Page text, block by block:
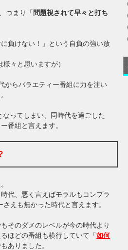
つまり「 問題視されて早々と打ち
負けない！」という自負の強い放
々と思いますが）
からバラエティー番組に力を注い
ってしまい、同時代を過ごした
番組と言えます。
代、悪く言えばモラルもコンプラ
えも無かった時代と言えます。
そのダメのレベルが今の時代より
ほどの番組も横行していて「如何
ありました。